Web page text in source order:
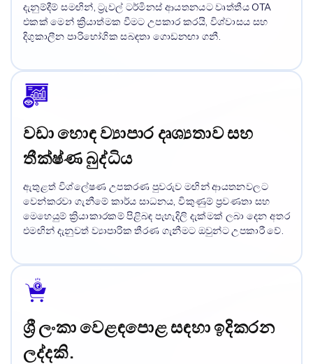
දැනුම්දීම් සමඟින්, ට්‍රැවල් ටර්මිනස් ආයතනයට වෘත්තීය OTA
එකක් මෙන් ක්‍රියාත්මක වීමට උපකාර කරයි, විශ්වාසය සහ
දිගුකාලීන පාරිභෝගික සබඳතා ගොඩනඟා ගනී.
වඩා හොඳ ව්‍යාපාර දෘශ්‍යතාව සහ
තීක්ෂ්ණ බුද්ධිය
ඇතුළත් විශ්ලේෂණ උපකරණ පුවරුව මඟින් ආයතනවලට
වෙන්කරවා ගැනීමේ කාර්ය සාධනය, විකුණුම් ප්‍රවණතා සහ
මෙහෙයුම් ක්‍රියාකාරකම් පිළිබඳ පැහැදිලි දැක්මක් ලබා දෙන අතර
එමඟින් දැනුවත් ව්‍යාපාරික තීරණ ගැනීමට ඔවුන්ට උපකාරී වේ.
ශ්‍රී ලංකා වෙළඳපොළ සඳහා ඉදිකරන
ලද්දකි.